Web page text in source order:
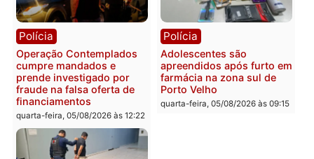
quarta-feira, 05/08/2026 às 12:33 quarta-feira, 05/08/2026 às
Política
Justiça Eleitoral manda
retirar propaganda de
Fúria após convenção
Polícia
Com apenas 28% do
efetivo, Polícia Civil de
Rondônia tem maior
do país, aponta estudo